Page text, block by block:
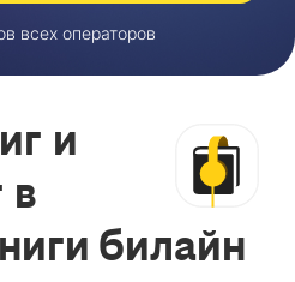
всех операторов
и
в
билайн